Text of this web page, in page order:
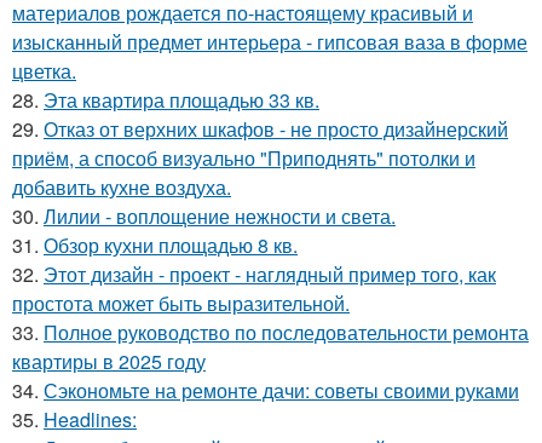
материалов рождается по-настоящему красивый и
изысканный предмет интерьера - гипсовая ваза в форме
цветка.
28. Эта квартира площадью 33 кв.
29. Отказ от верхних шкафов - не просто дизайнерский
приём, а способ визуально "Приподнять" потолки и
добавить кухне воздуха.
30. Лилии - воплощение нежности и света.
31. Обзор кухни площадью 8 кв.
32. Этот дизайн - проект - наглядный пример того, как
простота может быть выразительной.
33. Полное руководство по последовательности ремонта
квартиры в 2025 году
34. Сэкономьте на ремонте дачи: советы своими руками
35. Headlines: